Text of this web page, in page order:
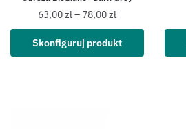
63,00zł– 78,00zł
Skonfiguruj produkt